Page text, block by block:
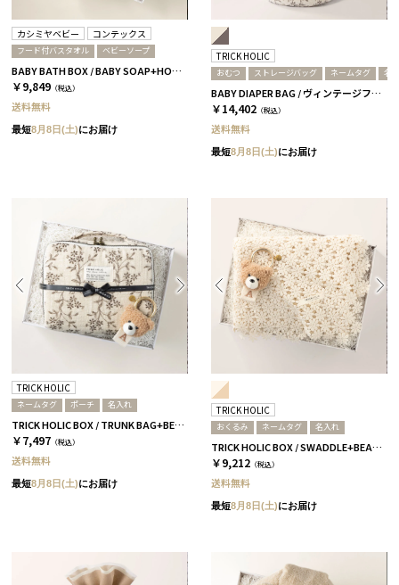
カシミヤベビー コンテックス
フード付バスタオル ベビーソープ
BABY BATH BOX / BABY SOAP+HOODED TOWEL / グレー
￥9,849 （税込）
送料無料
最短8月8日(土)にお届け
TRICK HOLIC
おむつ ストレージバッグ ネームタグ 名
BABY DIAPER BAG / ヴィンテージフラワー / チャコール［トリックホリック］ R
￥14,402 （税込）
送料無料
最短8月8日(土)にお届け
TRICK HOLIC
ネームタグ ポーチ 名入れ
TRICK HOLIC BOX / TRUNK BAG+BEAR TAG / ヴィンテージフラワー［トリックホリック］ R
￥7,497 （税込）
送料無料
最短8月8日(土)にお届け
TRICK HOLIC
おくるみ ネームタグ 名入れ
TRICK HOLIC BOX / SWADDLE+BEAR TAG / ガーデンフラワー［トリックホリック］ M
￥9,212 （税込）
送料無料
最短8月8日(土)にお届け